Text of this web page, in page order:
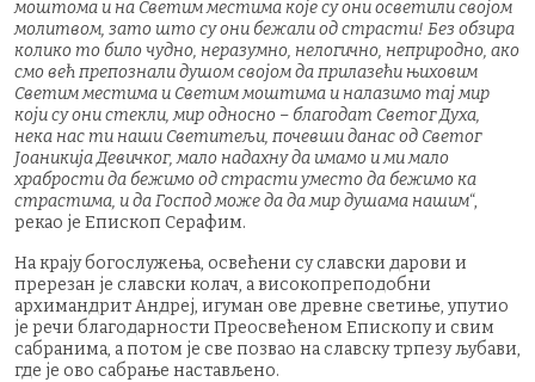
моштома и на Светим местима које су они осветили својом
молитвом, зато што су они бежали од страсти! Без обзира
колико то било чудно, неразумно, нелогично, неприродно, ако
смо већ препознали душом својом да прилазећи њиховим
Светим местима и Светим моштима и налазимо тај мир
који су они стекли, мир односно – благодат Светог Духа,
нека нас ти наши Светитељи, почевши данас од Светог
Јоаникија Девичког, мало надахну да имамо и ми мало
храбрости да бежимо од страсти уместо да бежимо ка
страстима, и да Господ може да да мир душама нашим“,
рекао је Епископ Серафим.
На крају богослужења, освећени су славски дарови и
пререзан је славски колач, а високопреподобни
архимандрит Андреј, игуман ове древне светиње, упутио
је речи благодарности Преосвећеном Епископу и свим
сабранима, а потом је све позвао на славску трпезу љубави,
где је ово сабрање настављено.